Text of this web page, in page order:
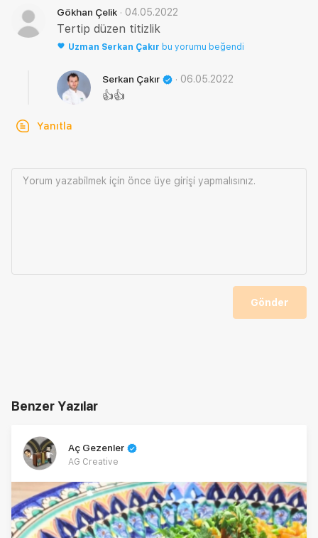
Gökhan Çelik · 04.05.2022
Tertip düzen titizlik
Uzman Serkan Çakır bu yorumu beğendi
Serkan Çakır · 06.05.2022
👍👍
Yanıtla
Yorum yazabilmek için önce üye girişi yapmalısınız.
Gönder
Benzer Yazılar
Aç Gezenler
AG Creative